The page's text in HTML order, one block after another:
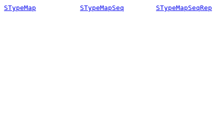
STypeMap STypeMapSeq STypeMapSeqRep